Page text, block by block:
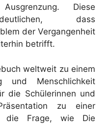
Diese
dass
der Vergangenheit
betrifft.
weltweit zu einem
und Menschlichkeit
die Schülerinnen und
zu einer
die Frage, wie Die